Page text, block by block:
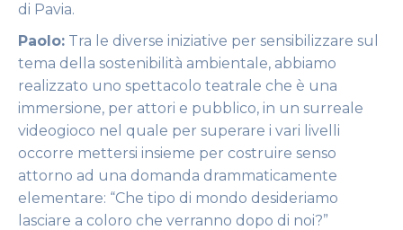
di Pavia.
Paolo: Tra le diverse iniziative per sensibilizzare sul
tema della sostenibilità ambientale, abbiamo
realizzato uno spettacolo teatrale che è una
immersione, per attori e pubblico, in un surreale
videogioco nel quale per superare i vari livelli
occorre mettersi insieme per costruire senso
attorno ad una domanda drammaticamente
elementare: “Che tipo di mondo desideriamo
lasciare a coloro che verranno dopo di noi?”